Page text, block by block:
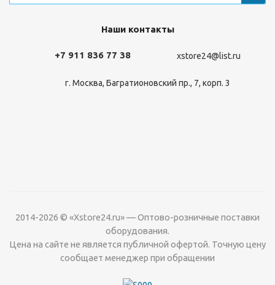
Наши контакты
+7 911 836 77 38 xstore24@list.ru
г. Москва, Багратионовский пр., 7, корп. 3
2014-2026 © «Xstore24.ru» — Оптово-розничные поставки
оборудования.
Цена на сайте не является публичной офертой. Точную цену
сообщает менеджер при обращении